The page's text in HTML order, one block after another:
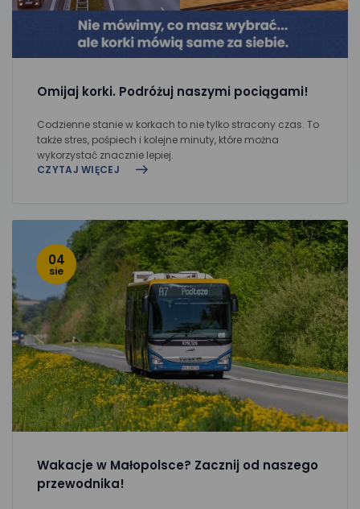
Omijaj korki. Podróżuj naszymi pociągami!
Codzienne stanie w korkach to nie tylko stracony czas. To
także stres, pośpiech i kolejne minuty, które można
wykorzystać znacznie lepiej.
CZYTAJ WIĘCEJ
04
sie
Wakacje w Małopolsce? Zacznij od naszego
przewodnika!